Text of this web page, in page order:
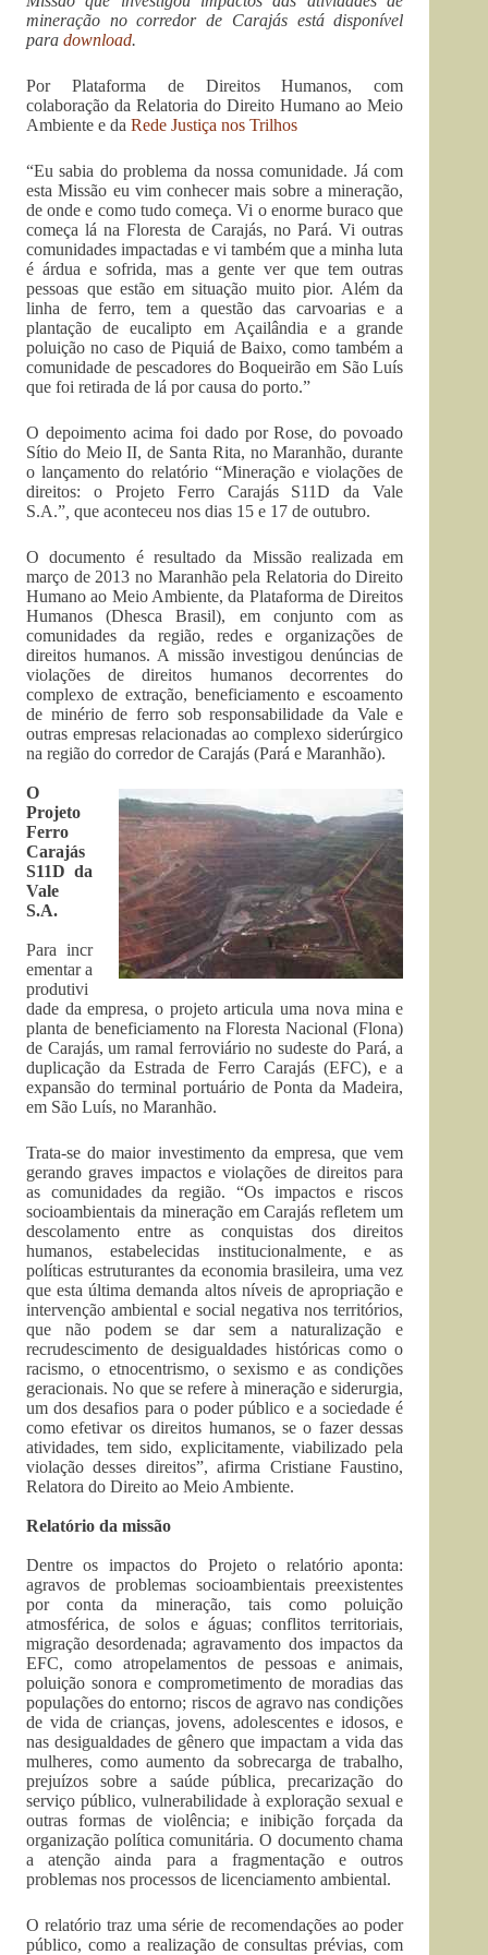
mineração no corredor de Carajás está disponível
para download.
Por Plataforma de Direitos Humanos, com
colaboração da Relatoria do Direito Humano ao Meio
Ambiente e da Rede Justiça nos Trilhos
“Eu sabia do problema da nossa comunidade. Já com
esta Missão eu vim conhecer mais sobre a mineração,
de onde e como tudo começa. Vi o enorme buraco que
começa lá na Floresta de Carajás, no Pará. Vi outras
comunidades impactadas e vi também que a minha luta
é árdua e sofrida, mas a gente ver que tem outras
pessoas que estão em situação muito pior. Além da
linha de ferro, tem a questão das carvoarias e a
plantação de eucalipto em Açailândia e a grande
poluição no caso de Piquiá de Baixo, como também a
comunidade de pescadores do Boqueirão em São Luís
que foi retirada de lá por causa do porto.”
O depoimento acima foi dado por Rose, do povoado
Sítio do Meio II, de Santa Rita, no Maranhão, durante
o lançamento do relatório “Mineração e violações de
direitos: o Projeto Ferro Carajás S11D da Vale
S.A.” que aconteceu nos dias 15 e 17 de outubro.
O documento é resultado da Missão realizada em
março de 2013 no Maranhão pela Relatoria do Direito
Humano ao Meio Ambiente, da Plataforma de Direitos
Humanos (Dhesca Brasil), em conjunto com as
comunidades da região, redes e organizações de
direitos humanos. A missão investigou denúncias de
violações de direitos humanos decorrentes do
complexo de extração, beneficiamento e escoamento
de minério de ferro sob responsabilidade da Vale e
outras empresas relacionadas ao complexo siderúrgico
na região do corredor de Carajás (Pará e Maranhão).
O
Projeto
Ferro
Carajás
S11D da
Vale
S.A.
Para incr
ementar a
produtivi
dade da empresa, o projeto articula uma nova mina e
planta de beneficiamento na Floresta Nacional (Flona)
de Carajás, um ramal ferroviário no sudeste do Pará, a
duplicação da Estrada de Ferro Carajás (EFC), e a
expansão do terminal portuário de Ponta da Madeira,
em São Luís, no Maranhão.
Trata-se do maior investimento da empresa, que vem
gerando graves impactos e violações de direitos para
as comunidades da região. “Os impactos e riscos
socioambientais da mineração em Carajás refletem um
descolamento entre as conquistas dos direitos
humanos, estabelecidas institucionalmente, e as
políticas estruturantes da economia brasileira, uma vez
que esta última demanda altos níveis de apropriação e
intervenção ambiental e social negativa nos territórios,
que não podem se dar sem a naturalização e
recrudescimento de desigualdades históricas como o
racismo, o etnocentrismo, o sexismo e as condições
geracionais. No que se refere à mineração e siderurgia,
um dos desafios para o poder público e a sociedade é
como efetivar os direitos humanos, se o fazer dessas
atividades, tem sido, explicitamente, viabilizado pela
violação desses direitos”, afirma Cristiane Faustino,
Relatora do Direito ao Meio Ambiente.
Relatório da missão
Dentre os impactos do Projeto o relatório aponta:
agravos de problemas socioambientais preexistentes
por conta da mineração, tais como poluição
atmosférica, de solos e águas; conflitos territoriais,
migração desordenada; agravamento dos impactos da
EFC, como atropelamentos de pessoas e animais,
poluição sonora e comprometimento de moradias das
populações do entorno; riscos de agravo nas condições
de vida de crianças, jovens, adolescentes e idosos, e
nas desigualdades de gênero que impactam a vida das
mulheres, como aumento da sobrecarga de trabalho,
prejuízos sobre a saúde pública, precarização do
serviço público, vulnerabilidade à exploração sexual e
outras formas de violência; e inibição forçada da
organização política comunitária. O documento chama
a atenção ainda para a fragmentação e outros
problemas nos processos de licenciamento ambiental.
O relatório traz uma série de recomendações ao poder
público, como a realização de consultas prévias, com